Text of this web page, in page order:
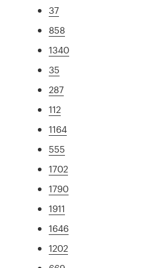
37
858
1340
35
287
112
1164
555
1702
1790
1911
1646
1202